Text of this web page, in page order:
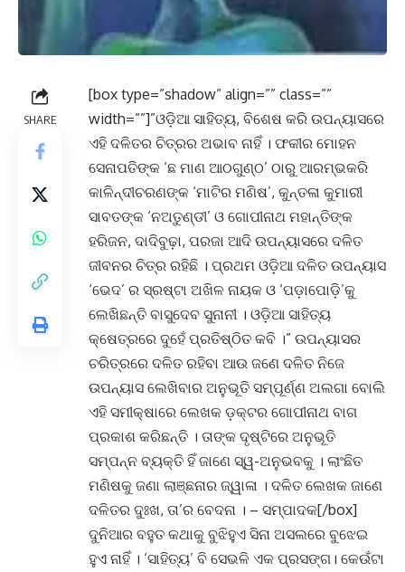
SHARE
[box type=”shadow” align=”” class=””
width=””]”ଓଡ଼ିଆ ସାହିତ୍ୟ, ବିଶେଷ କରି ଉପନ୍ୟାସରେ
ଏହି ଦଳିତର ଚିତ୍ରର ଅଭାବ ନାହିଁ । ଫକୀର ମୋହନ
ସେନାପତିଙ୍କ ‘ଛ ମାଣ ଆଠଗୁଣ୍ଠ’ ଠାରୁ ଆରମ୍ଭକରି
କାଳିନ୍ଦୀଚରଣଙ୍କ ‘ମାଟିର ମଣିଷ’, କୁନ୍ତଳା କୁମାରୀ
ସାବତଙ୍କ ‘ନଅତୁଣ୍ଡୀ’ ଓ ଗୋପୀନାଥ ମହାନ୍ତିଙ୍କ
ହରିଜନ, ଦାଦିବୁଢ଼ା, ପରଜା ଆଦି ଉପନ୍ୟାସରେ ଦଳିତ
ଜୀବନର ଚିତ୍ର ରହିଛି । ପ୍ରଥମ ଓଡ଼ିଆ ଦଳିତ ଉପନ୍ୟାସ
‘ଭେଦ’ ର ସ୍ରଷ୍ଟା ଅଖିଳ ନାୟକ ଓ ‘ପଡ଼ାପୋଡ଼ି’କୁ
ଲେଖିଛନ୍ତି ବାସୁଦେବ ସୁନାନୀ । ଓଡ଼ିଆ ସାହିତ୍ୟ
କ୍ଷେତ୍ରରେ ଦୁହେଁ ପ୍ରତିଷ୍ଠିତ କବି ।” ଉପନ୍ୟାସର
ଚରିତ୍ରରେ ଦଳିତ ରହିବା ଆଉ ଜଣେ ଦଳିତ ନିଜେ
ଉପନ୍ୟାସ ଲେଖିବାର ଅନୁଭୂତି ସମ୍ପୂର୍ଣ୍ଣ ଅଲଗା ବୋଲି
ଏହି ସମୀକ୍ଷାରେ ଲେଖକ ଡ଼କ୍ଟର ଗୋପୀନାଥ ବାଗ
ପ୍ରକାଶ କରିଛନ୍ତି । ତାଙ୍କ ଦୃଷ୍ଟିରେ ଅନୁଭୂତି
ସମ୍ପନ୍ନ ବ୍ୟକ୍ତି ହିଁ ଜାଣେ ସ୍ୱ-ଅନୁଭବକୁ । ଲାଂଛିତ
ମଣିଷକୁ ଜଣା ଲାଞ୍ଛନାର ଜ୍ୱାଳା । ଦଳିତ ଲେଖକ ଜାଣେ
ଦଳିତର ଦୁଃଖ, ତା’ର ବେଦନା । – ସମ୍ପାଦକ[/box]
ଦୁନିଆର ବହୁତ କଥାକୁ ବୁଝିହୁଏ ସିନା ଅସଲରେ ବୁଝେଇ
ହୁଏ ନାହିଁ । ‘ସାହିତ୍ୟ’ ବି ସେଭଳି ଏକ ପ୍ରସଙ୍ଗ। କେଉଁଟା